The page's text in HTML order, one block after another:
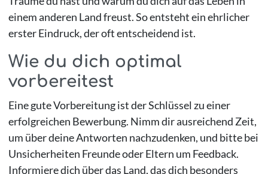
einem anderen Land freust. So entsteht ein ehrlicher
erster Eindruck, der oft entscheidend ist.
Wie du dich optimal
vorbereitest
Eine gute Vorbereitung ist der Schlüssel zu einer
erfolgreichen Bewerbung. Nimm dir ausreichend Zeit,
um über deine Antworten nachzudenken, und bitte bei
Unsicherheiten Freunde oder Eltern um Feedback.
Informiere dich über das Land, das dich besonders